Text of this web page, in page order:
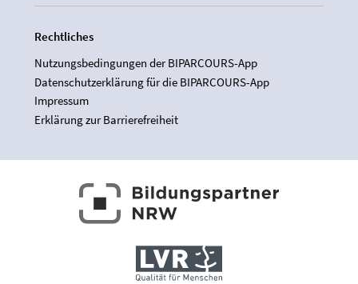
Rechtliches
Nutzungsbedingungen der BIPARCOURS-App
Datenschutzerklärung für die BIPARCOURS-App
Impressum
Erklärung zur Barrierefreiheit